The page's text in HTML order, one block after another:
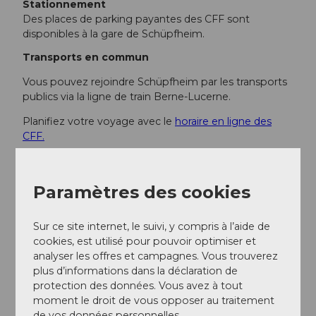
Stationnement
Des places de parking payantes des CFF sont
disponibles à la gare de Schüpfheim.
Transports en commun
Vous pouvez rejoindre Schüpfheim par les transports
publics via la ligne de train Berne-Lucerne.
Planifiez votre voyage avec le horaire en ligne des
CFF.
Centre de la biosphère
Chlosterbüel 28
6170 Schüpfheim
+41 (0)41 485 88 50
Paramètres des cookies
Sur ce site internet, le suivi, y compris à l’aide de
cookies, est utilisé pour pouvoir optimiser et
analyser les offres et campagnes. Vous trouverez
plus d’informations dans la déclaration de
protection des données. Vous avez à tout
moment le droit de vous opposer au traitement